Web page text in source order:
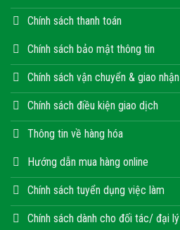
Chính sách thanh toán
Chính sách bảo mật thông tin
Chính sách vận chuyển & giao nhận
Chính sách điều kiện giao dịch
Thông tin về hàng hóa
Hướng dẫn mua hàng online
Chính sách tuyển dụng việc làm
Chính sách dành cho đối tác/ đại lý